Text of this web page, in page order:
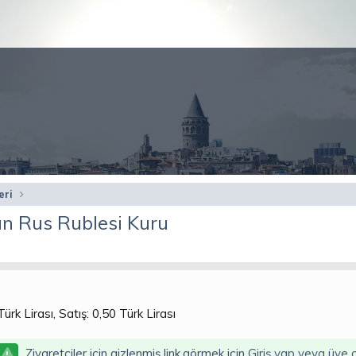
Rus Rublesi Kuru
Lirası, Satış: 0,50 Türk Lirası